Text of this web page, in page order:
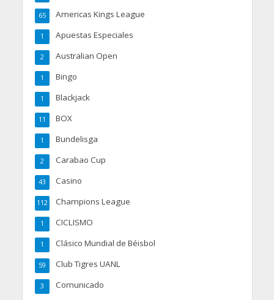
Americas Kings League
65
Apuestas Especiales
1
Australian Open
2
Bingo
1
Blackjack
1
BOX
11
Bundelisga
1
Carabao Cup
2
Casino
43
Champions League
112
CICLISMO
1
Clásico Mundial de Béisbol
1
Club Tigres UANL
59
Comunicado
3